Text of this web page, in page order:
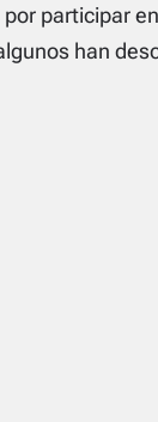
participar
han